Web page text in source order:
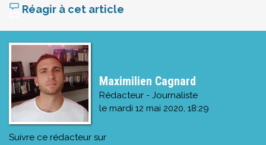
Réagir à cet article
Maximilien Cagnard
Rédacteur - Journaliste
le mardi 12 mai 2020, 18:29
Suivre ce rédacteur sur